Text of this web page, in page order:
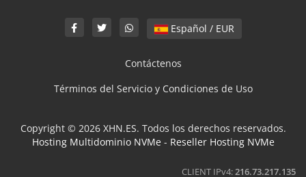
Español / EUR
Contáctenos
Términos del Servicio y Condiciones de Uso
Copyright © 2026 XHN.ES. Todos los derechos reservados.
Hosting Multidominio NVMe- Reseller Hosting NVMe
CLIENT IPv4:216.73.217.135